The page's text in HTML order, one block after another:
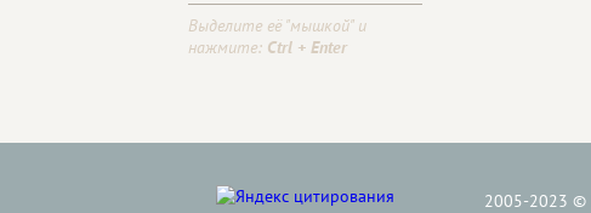
Выделите её "мышкой" и
нажмите: Ctrl + Enter
2005-2023 ©